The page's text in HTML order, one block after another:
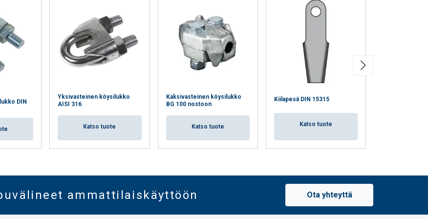
DIN
Yksivasteinen köysilukko
AISI 316
Katso tuote
Kaksivasteinen köysilukko
BG 100 nostoon
Katso tuote
Kiilapesä DIN 15315
Katso tuote
ammattilaiskäyttöön Ota yhteyttä